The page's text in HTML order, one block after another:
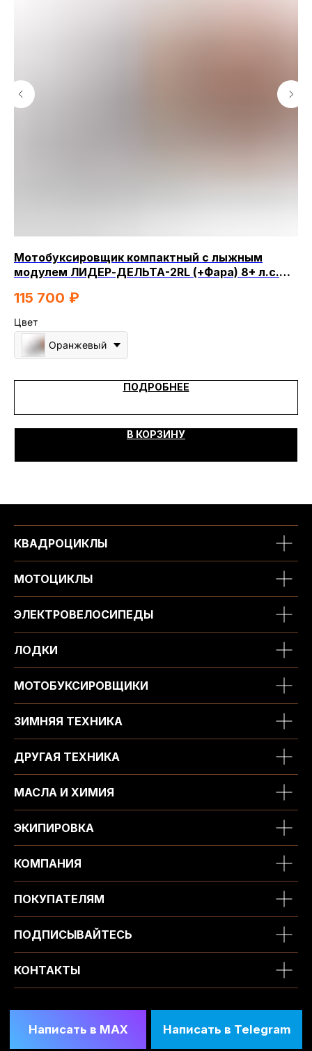
Мотобуксировщик компактный с лыжным
модулем ЛИДЕР-ДЕЛЬТА-2RL (+Фара) 8+ л.с.
115 700 ₽
Цвет
Оранжевый
ПОДРОБНЕЕ
В КОРЗИНУ
КВАДРОЦИКЛЫ
МОТОЦИКЛЫ
ЭЛЕКТРОВЕЛОСИПЕДЫ
ЛОДКИ
МОТОБУКСИРОВЩИКИ
ЗИМНЯЯ ТЕХНИКА
ДРУГАЯ ТЕХНИКА
МАСЛА И ХИМИЯ
ЭКИПИРОВКА
КОМПАНИЯ
ПОКУПАТЕЛЯМ
ПОДПИСЫВАЙТЕСЬ
КОНТАКТЫ
2026, МотоТехника45